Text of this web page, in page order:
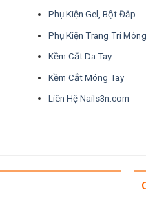
Phụ Kiện Gel, Bột Đắp
Phụ Kiện Trang Trí Móng
Kềm Cắt Da Tay
Kềm Cắt Móng Tay
Liên Hệ Nails3n.com